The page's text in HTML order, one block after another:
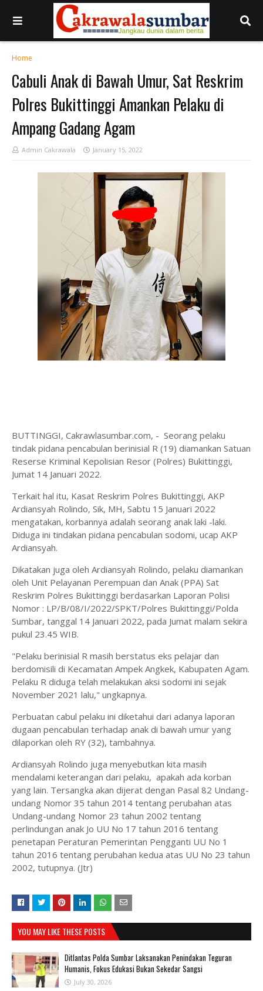
Home
Cabuli Anak di Bawah Umur, Sat Reskrim
Polres Bukittinggi Amankan Pelaku di
Ampang Gadang Agam
Admin Cakrawala January 15, 2022
BUTTINGGI, Cakrawlasumbar.com, - Seorang pelaku
tindak pidana pencabulan berinisial R (19) diamankan Satuan
Reserse Kriminal Kepolisian Resor (Polres) Bukittinggi,
Jumat 14 Januari 2022.
Terkait hal itu, Kasat Reskrim Polres Bukittinggi, AKP
Ardiansyah Rolindo, Sik, MH, Sabtu 15 Januari 2022
mengatakan, korbannya adalah seorang anak laki -laki.
Diduga ini tindakan pidana pencabulan sodomi, ucap AKP
Ardiansyah.
Dikatakan juga oleh Ardiansyah Rolindo, pelaku diamankan
oleh Unit Pelayanan Perempuan dan Anak (PPA) Sat
Reskrim Polres Bukittinggi berdasarkan Laporan Polisi
Nomor : LP/B/08/I/2022/SPKT/Polres Bukittinggi/Polda
Sumbar, tanggal 14 Januari 2022, pada Jumat malam sekira
pukul 23.45 WIB.
"Pelaku berinisial R masih berstatus eks pelajar dan
berdomisili di Kecamatan Ampek Angkek, Kabupaten Agam.
Pelaku R diduga telah melakukan aksi sodomi ini sejak
November 2021 lalu," ungkapnya.
Perbuatan cabul pelaku ini diketahui dari adanya laporan
dugaan pencabulan terhadap anak di bawah umur yang
dilaporkan oleh RY (32), tambahnya.
Ardiansyah Rolindo juga menyebutkan kita masih
mendalami keterangan dari pelaku, apakah ada korban
yang lain. Tersangka akan dijerat dengan Pasal 82 Undang-
undang Nomor 35 tahun 2014 tentang perubahan atas
Undang-undang Nomor 23 tahun 2002 tentang
perlindungan anak Jo UU No 17 tahun 2016 tentang
penetapan Peraturan Pemerintan Pengganti UU No 1
tahun 2016 tentang perubahan kedua atas UU No 23 tahun
2002, tutupnya. (Jtr)
YOU MAY LIKE THESE POSTS
Ditlantas Polda Sumbar Laksanakan Penindakan Teguran
Humanis, Fokus Edukasi Bukan Sekedar Sangsi
July 30, 2026